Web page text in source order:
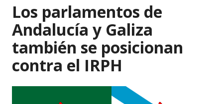
Los parlamentos de
Andalucía y Galiza
también se posicionan
contra el IRPH